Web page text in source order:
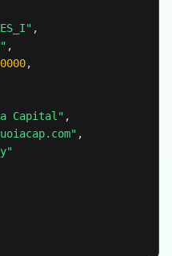
,
,
,
Capital" ,
,